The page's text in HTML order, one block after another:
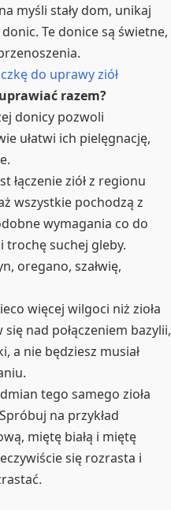
myśli stały dom, unikaj
Te donice są świetne,
do uprawy ziół
razem?
donicy pozwoli
ułatwi ich pielęgnację,
łączenie ziół z regionu
wszystkie pochodzą z
wymagania co do
trochę suchej gleby.
oregano, szałwię,
więcej wilgoci niż zioła
nad połączeniem bazylii,
a nie będziesz musiał
tego samego zioła
na przykład
miętę białą i miętę
się rozrasta i